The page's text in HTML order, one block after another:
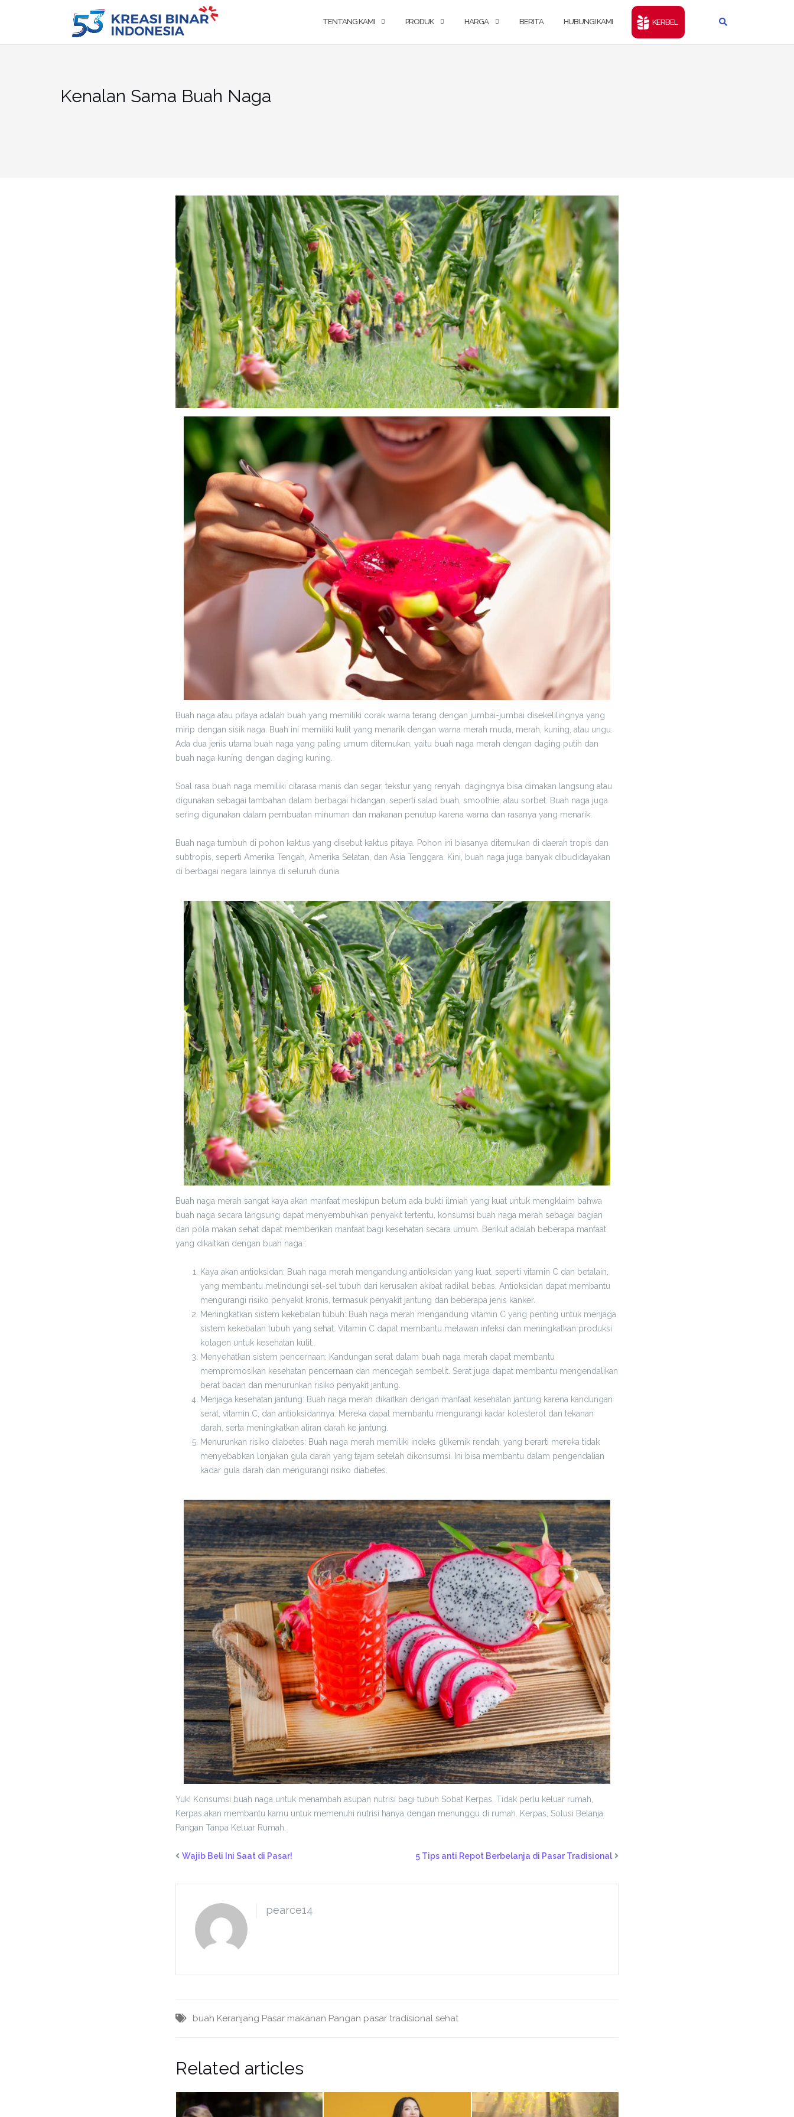
TENTANG KAMI PRODUK HARGA BERITA HUBUNGI KAMI KERBEL
Kenalan Sama Buah Naga
Buah naga atau pitaya adalah buah yang memiliki corak warna terang dengan jumbai-jumbai disekelilingnya yang
mirip dengan sisik naga. Buah ini memiliki kulit yang menarik dengan warna merah muda, merah, kuning, atau ungu.
Ada dua jenis utama buah naga yang paling umum ditemukan, yaitu buah naga merah dengan daging putih dan
buah naga kuning dengan daging kuning.
Soal rasa buah naga memiliki citarasa manis dan segar, tekstur yang renyah. dagingnya bisa dimakan langsung atau
digunakan sebagai tambahan dalam berbagai hidangan, seperti salad buah, smoothie, atau sorbet. Buah naga juga
sering digunakan dalam pembuatan minuman dan makanan penutup karena warna dan rasanya yang menarik.
Buah naga tumbuh di pohon kaktus yang disebut kaktus pitaya. Pohon ini biasanya ditemukan di daerah tropis dan
subtropis, seperti Amerika Tengah, Amerika Selatan, dan Asia Tenggara. Kini, buah naga juga banyak dibudidayakan
di berbagai negara lainnya di seluruh dunia.
Buah naga merah sangat kaya akan manfaat meskipun belum ada bukti ilmiah yang kuat untuk mengklaim bahwa
buah naga secara langsung dapat menyembuhkan penyakit tertentu, konsumsi buah naga merah sebagai bagian
dari pola makan sehat dapat memberikan manfaat bagi kesehatan secara umum. Berikut adalah beberapa manfaat
yang dikaitkan dengan buah naga :
Kaya akan antioksidan: Buah naga merah mengandung antioksidan yang kuat, seperti vitamin C dan betalain,
yang membantu melindungi sel-sel tubuh dari kerusakan akibat radikal bebas. Antioksidan dapat membantu
mengurangi risiko penyakit kronis, termasuk penyakit jantung dan beberapa jenis kanker.
Meningkatkan sistem kekebalan tubuh: Buah naga merah mengandung vitamin C yang penting untuk menjaga
sistem kekebalan tubuh yang sehat. Vitamin C dapat membantu melawan infeksi dan meningkatkan produksi
kolagen untuk kesehatan kulit.
Menyehatkan sistem pencernaan: Kandungan serat dalam buah naga merah dapat membantu
mempromosikan kesehatan pencernaan dan mencegah sembelit. Serat juga dapat membantu mengendalikan
berat badan dan menurunkan risiko penyakit jantung.
Menjaga kesehatan jantung: Buah naga merah dikaitkan dengan manfaat kesehatan jantung karena kandungan
serat, vitamin C, dan antioksidannya. Mereka dapat membantu mengurangi kadar kolesterol dan tekanan
darah, serta meningkatkan aliran darah ke jantung.
Menurunkan risiko diabetes: Buah naga merah memiliki indeks glikemik rendah, yang berarti mereka tidak
menyebabkan lonjakan gula darah yang tajam setelah dikonsumsi. Ini bisa membantu dalam pengendalian
kadar gula darah dan mengurangi risiko diabetes.
Yuk! Konsumsi buah naga untuk menambah asupan nutrisi bagi tubuh Sobat Kerpas. Tidak perlu keluar rumah,
Kerpas akan membantu kamu untuk memenuhi nutrisi hanya dengan menunggu di rumah. Kerpas, Solusi Belanja
Pangan Tanpa Keluar Rumah.
Wajib Beli Ini Saat di Pasar! 5 Tips anti Repot Berbelanja di Pasar Tradisional
pearce14
buah Keranjang Pasar makanan Pangan pasar tradisional sehat
Related articles